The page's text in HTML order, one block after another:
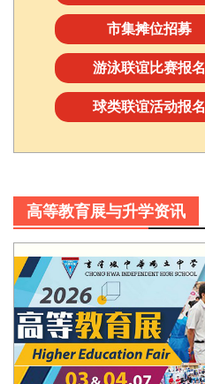
市集摊位招募
游泳联谊比赛报名
球类联谊活动报名
高等教育展与升学资讯